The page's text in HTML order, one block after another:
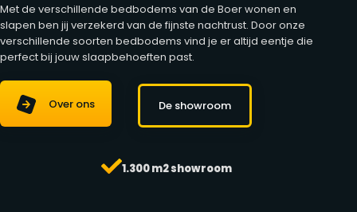
Met de verschillende bedbodems van de Boer wonen en
slapen ben jij verzekerd van de fijnste nachtrust. Door onze
verschillende soorten bedbodems vind je er altijd eentje die
perfect bij jouw slaapbehoeften past.
Over ons De showroom
1.300 m2 showroom